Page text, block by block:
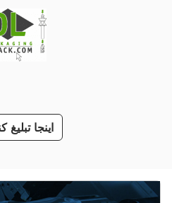
اینجا تبلیغ